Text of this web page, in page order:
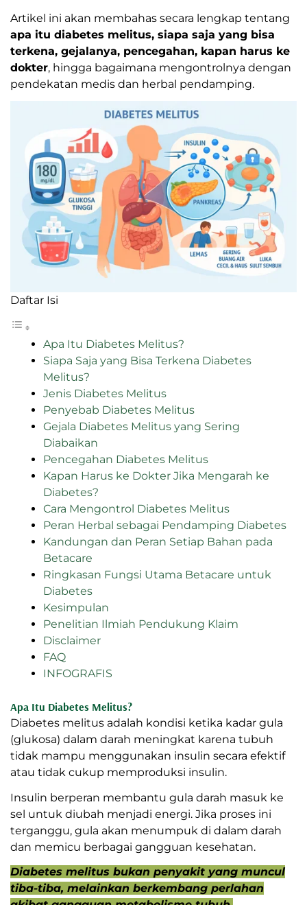
Artikel ini akan membahas secara lengkap tentang
apa itu diabetes melitus, siapa saja yang bisa
terkena, gejalanya, pencegahan, kapan harus ke
dokter, hingga bagaimana mengontrolnya dengan
pendekatan medis dan herbal pendamping.
Daftar Isi
Apa Itu Diabetes Melitus?
Siapa Saja yang Bisa Terkena Diabetes
Melitus?
Jenis Diabetes Melitus
Penyebab Diabetes Melitus
Gejala Diabetes Melitus yang Sering
Diabaikan
Pencegahan Diabetes Melitus
Kapan Harus ke Dokter Jika Mengarah ke
Diabetes?
Cara Mengontrol Diabetes Melitus
Peran Herbal sebagai Pendamping Diabetes
Kandungan dan Peran Setiap Bahan pada
Betacare
Ringkasan Fungsi Utama Betacare untuk
Diabetes
Kesimpulan
Penelitian Ilmiah Pendukung Klaim
Disclaimer
FAQ
INFOGRAFIS
Apa Itu Diabetes Melitus?
Diabetes melitus adalah kondisi ketika kadar gula
(glukosa) dalam darah meningkat karena tubuh
tidak mampu menggunakan insulin secara efektif
atau tidak cukup memproduksi insulin.
Insulin berperan membantu gula darah masuk ke
sel untuk diubah menjadi energi. Jika proses ini
terganggu, gula akan menumpuk di dalam darah
dan memicu berbagai gangguan kesehatan.
Diabetes melitus bukan penyakit yang muncul
tiba-tiba, melainkan berkembang perlahan